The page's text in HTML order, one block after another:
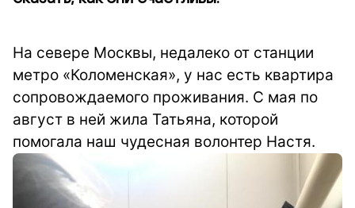
На севере Москвы, недалеко от станции
метро «Коломенская», у нас есть квартира
сопровождаемого проживания. С мая по
август в ней жила Татьяна, которой
помогала наш чудесная волонтер Настя.